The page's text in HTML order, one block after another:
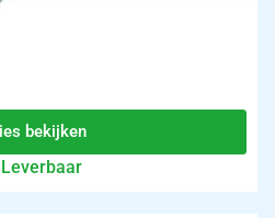
bekijken
Leverbaar